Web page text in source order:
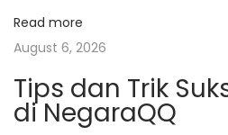
a
t
i
o
r
d
Read more
August 6, 2026
Tips dan Trik
di NegaraQQ